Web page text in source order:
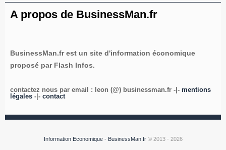
A propos de BusinessMan.fr
BusinessMan.fr est un site d'information économique
proposé par Flash Infos.
contactez nous par email : leon (@) businessman.fr -|- mentions
légales -|- contact
Information Economique - BusinessMan.fr© 2013 - 2026